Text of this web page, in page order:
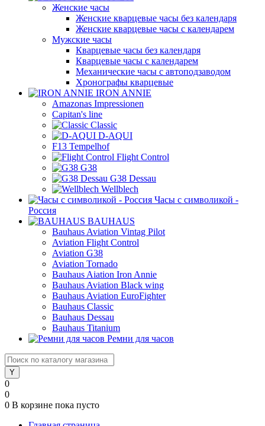
Женские часы
Женские кварцевые часы без календаря
Женские кварцевые часы с календарем
Мужские часы
Кварцевые часы без календаря
Кварцевые часы с календарем
Механические часы с автоподзаводом
Хронографы кварцевые
IRON ANNIE
Amazonas Impressionen
Capitan's line
Classic
D-AQUI
F13 Tempelhof
Flight Control
G38
G38 Dessau
Wellblech
Часы с символикой -
Россия
BAUHAUS
Bauhaus Aviation Vintag Pilot
Aviation Flight Control
Aviation G38
Aviation Tornado
Bauhaus Aiation Iron Annie
Bauhaus Aviation Black wing
Bauhaus Aviation EuroFighter
Bauhaus Classic
Bauhaus Dessau
Bauhaus Titanium
Ремни для часов
0
0
0 В корзине пока пусто